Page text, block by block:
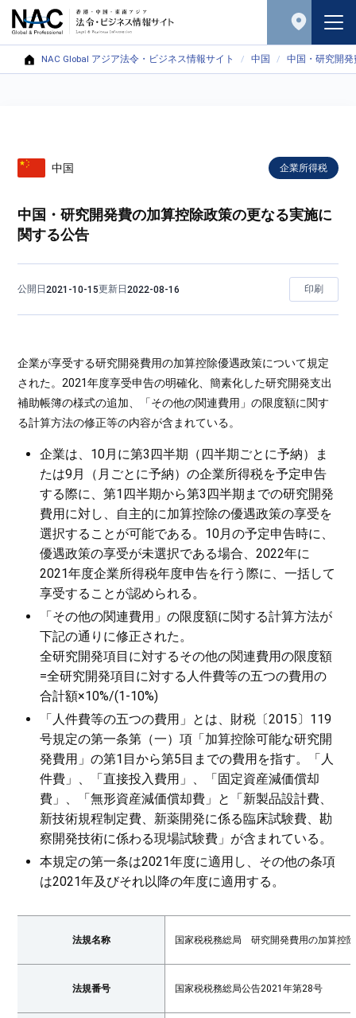
NAC Global アジア法令・ビジネス情報サイト 中国 中国・研究開
中国 企業所得税
中国・研究開発費の加算控除政策の更なる実施に
関する公告
公開日2021-10-15更新日2022-08-16 印刷
企業が享受する研究開発費用の加算控除優遇政策について規定
された。2021年度享受申告の明確化、簡素化した研究開発支出
補助帳簿の様式の追加、「その他の関連費用」の限度額に関す
る計算方法の修正等の内容が含まれている。
企業は、10月に第3四半期（四半期ごとに予納）ま
たは9月（月ごとに予納）の企業所得税を予定申告
する際に、第1四半期から第3四半期までの研究開発
費用に対し、自主的に加算控除の優遇政策の享受を
選択することが可能である。10月の予定申告時に、
優遇政策の享受が未選択である場合、2022年に
2021年度企業所得税年度申告を行う際に、一括して
享受することが認められる。
「その他の関連費用」の限度額に関する計算方法が
下記の通りに修正された。
全研究開発項目に対するその他の関連費用の限度額
=全研究開発項目に対する人件費等の五つの費用の
合計額×10%/(1-10%)
「人件費等の五つの費用」とは、財税〔2015〕119
号規定の第一条第（一）項「加算控除可能な研究開
発費用」の第1目から第5目までの費用を指す。「人
件費」、「直接投入費用」、「固定資産減価償却
費」、「無形資産減価償却費」と「新製品設計費、
新技術規程制定費、新薬開発に係る臨床試験費、勘
察開発技術に係わる現場試験費」が含まれている。
本規定の第一条は2021年度に適用し、その他の条項
は2021年及びそれ以降の年度に適用する。
法規名称 国家税税務総局 研究開発費用の加算控
法規番号 国家税税務総局公告2021年第28号